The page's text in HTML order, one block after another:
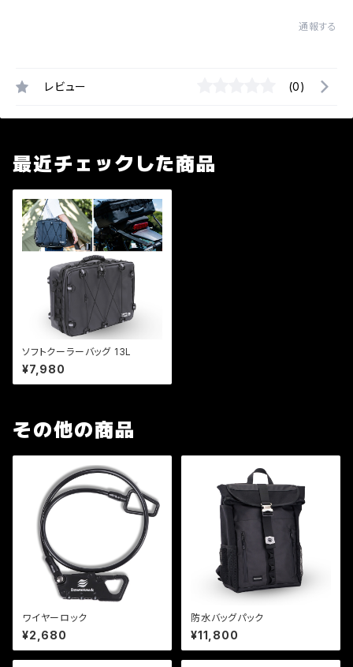
通報する
レビュー (0)
最近チェックした商品
ソフトクーラーバッグ 13L
¥7,980
その他の商品
ワイヤーロック
¥2,680
防水バッグパック
¥11,800